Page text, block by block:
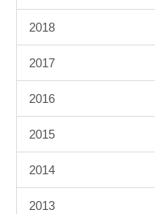
2018
2017
2016
2015
2014
2013